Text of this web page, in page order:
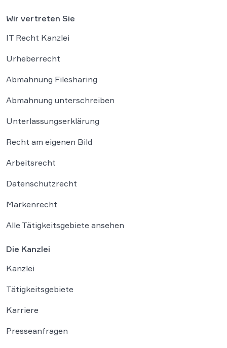
Wir vertreten Sie
IT Recht Kanzlei
Urheberrecht
Abmahnung Filesharing
Abmahnung unterschreiben
Unterlassungserklärung
Recht am eigenen Bild
Arbeitsrecht
Datenschutzrecht
Markenrecht
Alle Tätigkeitsgebiete ansehen
Die Kanzlei
Kanzlei
Tätigkeitsgebiete
Karriere
Presseanfragen